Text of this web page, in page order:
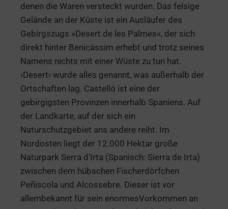
denen die Waren versteckt wurden. Das felsige
Gelände an der Küste ist ein Ausläufer des
Gebirgszugs »Desert de les Palmes«, der sich
direkt hinter Benicàssim erhebt und trotz seines
Namens nichts mit einer Wüste zu tun hat.
›Desert‹ wurde alles genannt, was außerhalb der
Ortschaften lag. Castelló ist eine der
gebirgigsten Provinzen innerhalb Spaniens. Auf
der Landkarte, auf der sich ein
Naturschutzgebiet ans andere reiht. Im
Nordosten liegt der 12.000 Hektar große
Naturpark Serra d’Irta (Spanisch: Sierra de Irta)
zwischen dem hübschen Fischerdörfchen
Peñiscola und Alcossebre. Dieser ist vor
allembekannt für sein enormesVorkommen an